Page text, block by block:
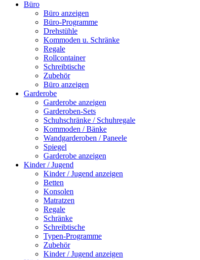
Büro
Büro anzeigen
Büro-Programme
Drehstühle
Kommoden u. Schränke
Regale
Rollcontainer
Schreibtische
Zubehör
Büro anzeigen
Garderobe
Garderobe anzeigen
Garderoben-Sets
Schuhschränke / Schuhregale
Kommoden / Bänke
Wandgarderoben / Paneele
Spiegel
Garderobe anzeigen
Kinder / Jugend
Kinder / Jugend anzeigen
Betten
Konsolen
Matratzen
Regale
Schränke
Schreibtische
Typen-Programme
Zubehör
Kinder / Jugend anzeigen